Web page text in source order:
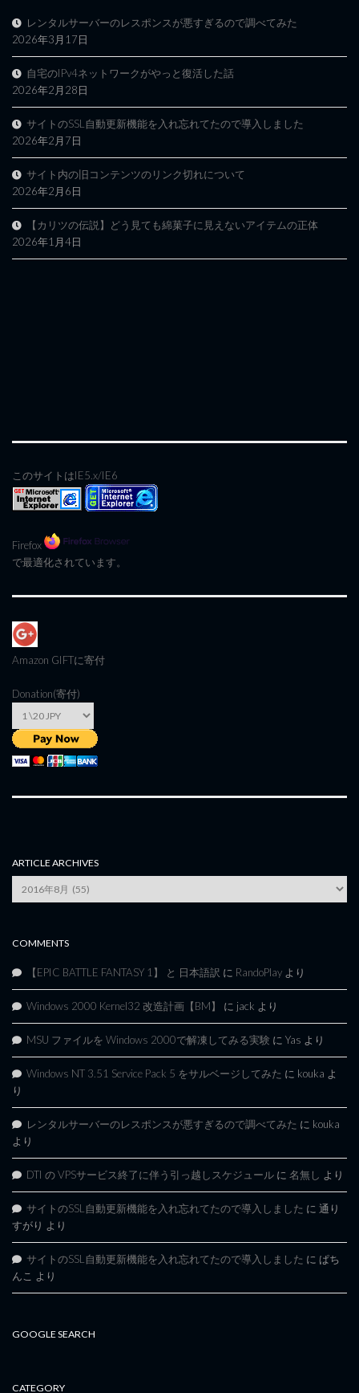
レンタルサーバーのレスポンスが悪すぎるので調べてみた
2026年3月17日
自宅のIPv4ネットワークがやっと復活した話
2026年2月28日
サイトのSSL自動更新機能を入れ忘れてたので導入しました
2026年2月7日
サイト内の旧コンテンツのリンク切れについて
2026年2月6日
【カリツの伝説】どう見ても綿菓子に見えないアイテムの正体
2026年1月4日
このサイトはIE5.x/IE6
Firefox
で最適化されています。
Amazon GIFTに寄付
Donation(寄付)
ARTICLE ARCHIVES
Archives
COMMENTS
【EPIC BATTLE FANTASY 1】 と 日本語訳 に RandoPlay より
Windows 2000 Kernel32 改造計画【BM】 に jack より
MSU ファイルを Windows 2000で解凍してみる実験 に Yas より
Windows NT 3.51 Service Pack 5 をサルベージしてみた に kouka よ
り
レンタルサーバーのレスポンスが悪すぎるので調べてみた に kouka
より
DTI の VPSサービス終了に伴う引っ越しスケジュール に 名無し より
サイトのSSL自動更新機能を入れ忘れてたので導入しました に 通り
すがり より
サイトのSSL自動更新機能を入れ忘れてたので導入しました に ぱち
んこ より
GOOGLE SEARCH
CATEGORY